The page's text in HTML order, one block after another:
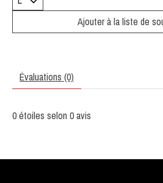
Ajouter à la liste de
Évaluations (0)
0étoiles selon 0avis